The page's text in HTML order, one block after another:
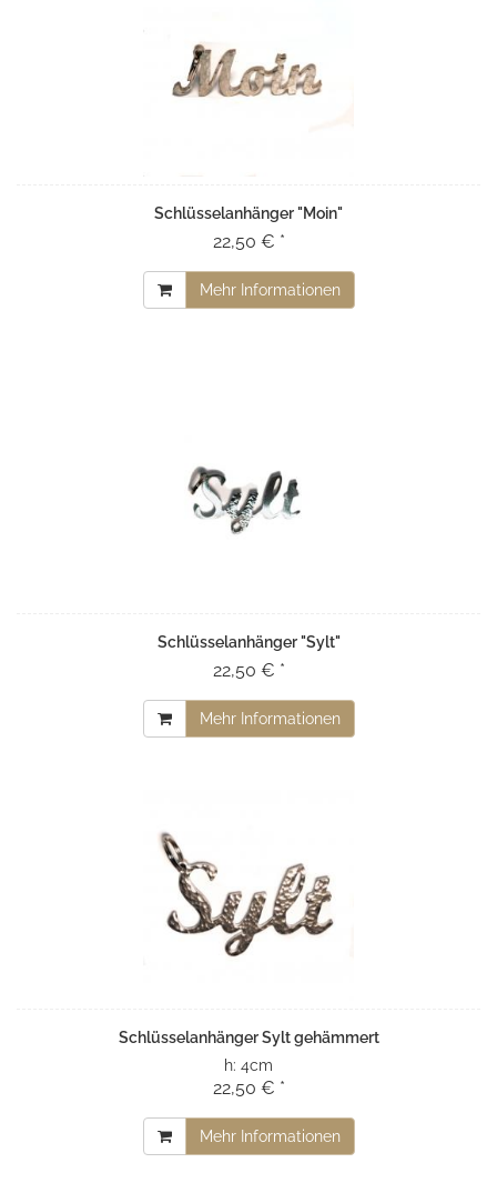
Schlüsselanhänger "Moin"
22,50 € *
Mehr Informationen
Schlüsselanhänger "Sylt"
22,50 € *
Mehr Informationen
Schlüsselanhänger Sylt gehämmert
h: 4cm
22,50 € *
Mehr Informationen